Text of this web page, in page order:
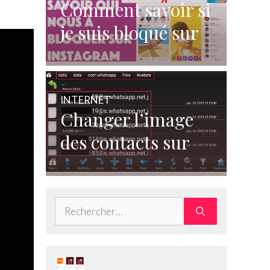
Comment savoir si
je suis bloqué sur
Instagram ?
Changer l’image
des contacts sur
WhatsApp
INTERNET
Rechercher :